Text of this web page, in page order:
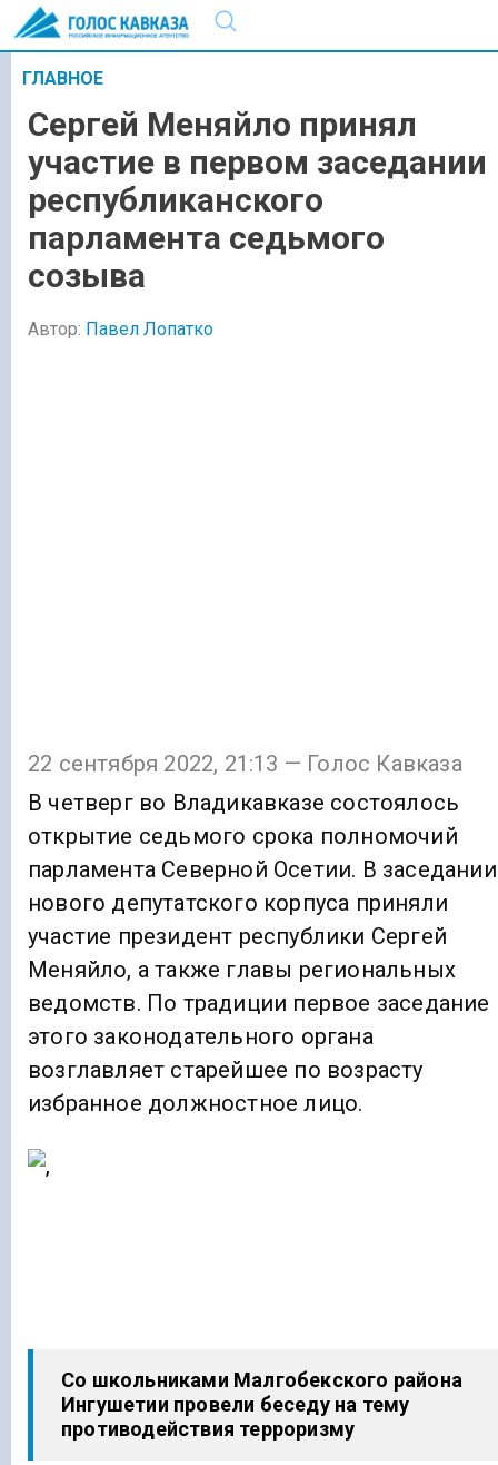
ГЛАВНОЕ
Сергей Меняйло принял
участие в первом заседании
республиканского
парламента седьмого
созыва
Автор: Павел Лопатко
22 сентября 2022, 21:13 — Голос Кавказа
В четверг во Владикавказе состоялось
открытие седьмого срока полномочий
парламента Северной Осетии. В заседании
нового депутатского корпуса приняли
участие президент республики Сергей
Меняйло, а также главы региональных
ведомств. По традиции первое заседание
этого законодательного органа
возглавляет старейшее по возрасту
избранное должностное лицо.
Со школьниками Малгобекского района
Ингушетии провели беседу на тему
противодействия терроризму